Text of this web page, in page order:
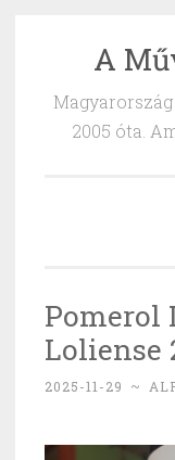
content
A
2005 óta.
Pomerol
Loliense
2025-11-29 ~